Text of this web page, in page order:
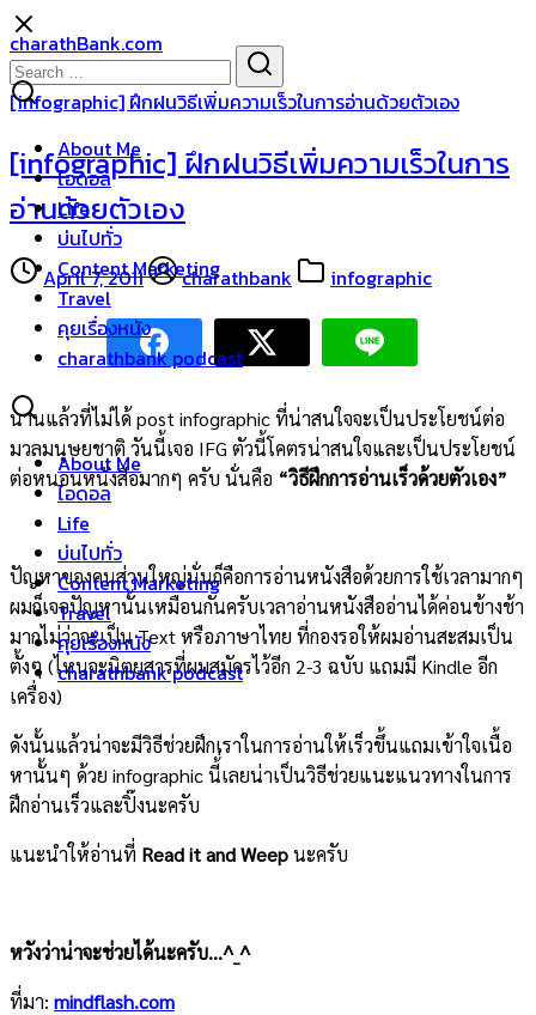
Skip
to
content
charathBank.com
About Me
ไอดอล
Life
บ่นไปทั่ว
Content Marketing
Travel
คุยเรื่องหนัง
charathbank podcast
About Me
ไอดอล
Life
บ่นไปทั่ว
Content Marketing
Travel
คุยเรื่องหนัง
charathbank podcast
Search
for:
[infographic] ฝึกฝนวิธีเพิ่มความเร็วในการอ่านด้วยตัวเอง
[infographic] ฝึกฝนวิธีเพิ่มความเร็วในการ
อ่านด้วยตัวเอง
April 7, 2011 charathbank infographic
นานแล้วที่ไม่ได้ post infographic ที่น่าสนใจจะเป็นประโยชน์ต่อ
มวลมนุษยชาติ วันนี้เจอ IFG ตัวนี้โคตรน่าสนใจและเป็นประโยชน์
ต่อหนอนหนังสือมากๆ ครับ นั่นคือ “วิธีฝึกการอ่านเร็วด้วยตัวเอง”
ปัญหาของคนส่วนใหญ่นั่นก็คือการอ่านหนังสือด้วยการใช้เวลามากๆ
ผมก็เจอปัญหานั้นเหมือนกันครับเวลาอ่านหนังสืออ่านได้ค่อนข้างช้า
มากไม่ว่าจะเป็น Text หรือภาษาไทย ที่กองรอให้ผมอ่านสะสมเป็น
ตั้งๆ (ไหนจะนิตยสารที่ผมสมัครไว้อีก 2-3 ฉบับ แถมมี Kindle อีก
เครื่อง)
ดังนั้นแล้วน่าจะมีวิธีช่วยฝึกเราในการอ่านให้เร็วขึ้นแถมเข้าใจเนื้อ
หานั้นๆ ด้วย infographic นี้่เลยน่าเป็นวิธีช่วยแนะแนวทางในการ
ฝึกอ่านเร็วและปิ๊งนะครับ
แนะนำให้อ่านที่ Read it and Weepนะครับ
หวังว่าน่าจะช่วยได้นะครับ…^_^
ที่มา: mindflash.com